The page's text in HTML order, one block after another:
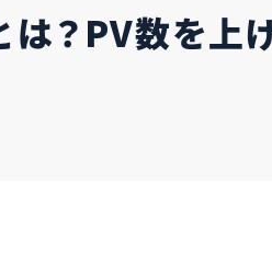
？PV数を上